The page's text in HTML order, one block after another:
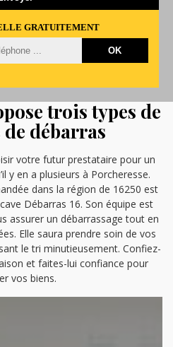
GRATUITEMENT
trois types de
débarras
votre futur prestataire pour un
y en a plusieurs à Porcheresse.
dans la région de 16250 est
Débarras 16. Son équipe est
assurer un débarrassage tout en
Elle saura prendre soin de vos
le tri minutieusement. Confiez-
et faites-lui confiance pour
vos biens.